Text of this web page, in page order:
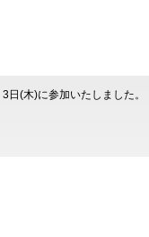
(木)に参加いたしました。